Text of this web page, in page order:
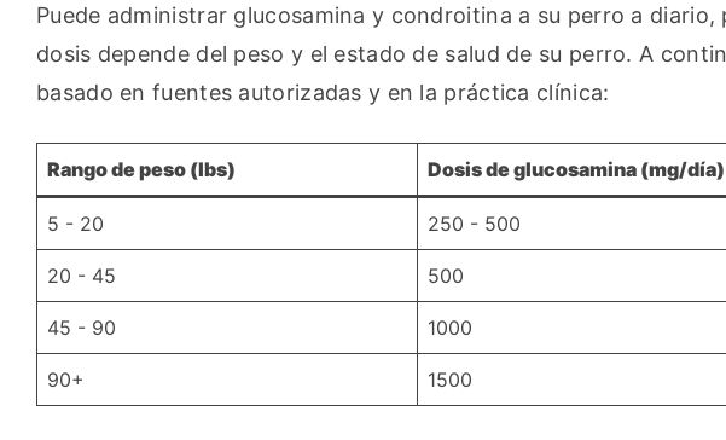
Puede administrar glucosamina y condroitina a su perro a
dosis depende del peso y el estado de salud de su perro. A
basado en fuentes autorizadas y en la práctica clínica:
Rango de peso (lbs) Dosis de glucosamina (mg/día)
5 - 20 250 - 500
20 - 45 500
45 - 90 1000
90+ 1500